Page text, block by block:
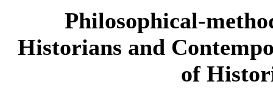
Philosophical-
Historians and
of